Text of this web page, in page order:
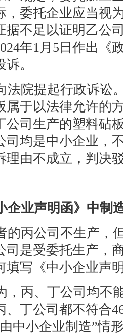
，委托企业应当视
据不足以证明乙公
年1月5日作出《
。
法院提起行政诉讼
属于以法律允许的
公司生产的塑料砧
司均是中小企业，
理由不成立，判决
企业声明函》中制
的丙公司不生产，
司是受委托生产，
填写《中小企业声
，丙、丁公司均不
、丁公司都不符合
由中小企业制造”情